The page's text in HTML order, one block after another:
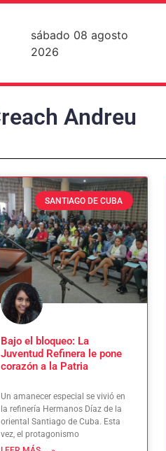
sábado 08 agosto
2026
Andreu
SANTIAGO DE CUBA
Bajo el bloqueo: La
Juventud Refinera le pone
corazón a la Patria
Un amanecer especial se vivió en
la refinería Hermanos Díaz de la
oriental Santiago de Cuba. Esta
vez, el protagonismo